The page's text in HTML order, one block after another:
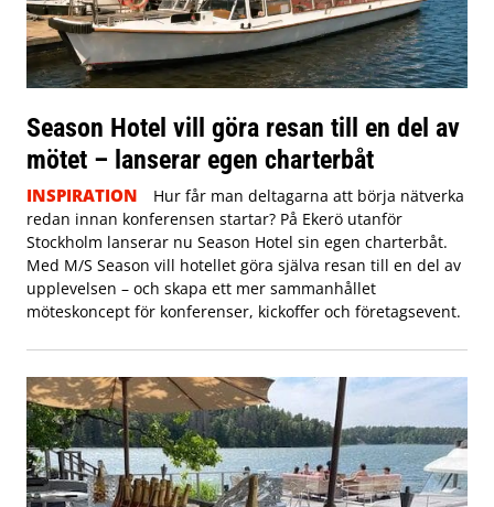
Season Hotel vill göra resan till en del av
mötet – lanserar egen charterbåt
INSPIRATION
Hur får man deltagarna att börja nätverka
redan innan konferensen startar? På Ekerö utanför
Stockholm lanserar nu Season Hotel sin egen charterbåt.
Med M/S Season vill hotellet göra själva resan till en del av
upplevelsen – och skapa ett mer sammanhållet
möteskoncept för konferenser, kickoffer och företagsevent.